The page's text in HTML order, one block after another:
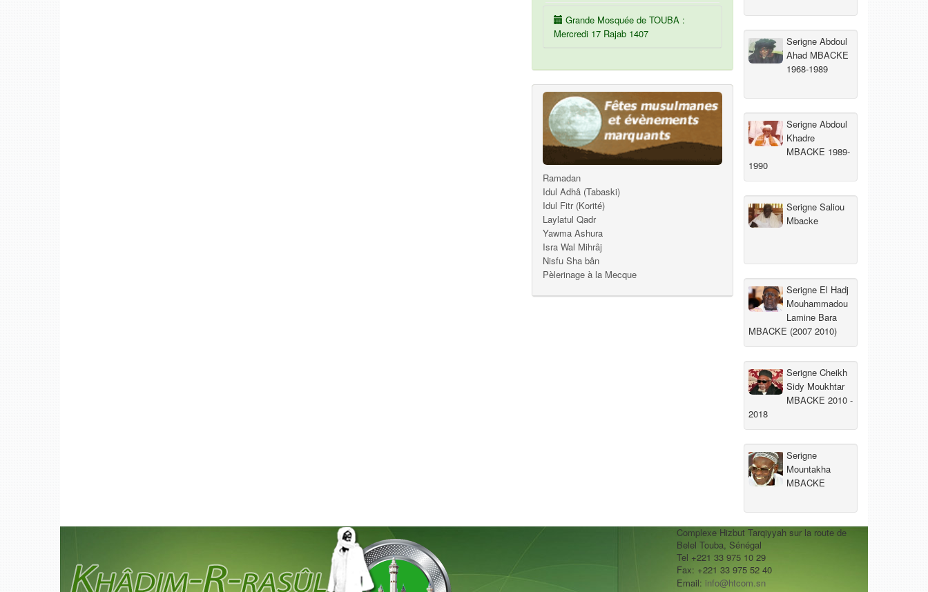
Grande Mosquée de TOUBA :
Mercredi 17 Rajab 1407
Ramadan
Idul Adhâ (Tabaski)
Idul Fitr (Korité)
Laylatul Qadr
Yawma Ashura
Isra Wal Mihrâj
Nisfu Sha bân
Pèlerinage à la Mecque
Serigne Abdoul
Ahad MBACKE
1968-1989
Serigne Abdoul
Khadre
MBACKE 1989-
1990
Serigne Saliou
Mbacke
Serigne El Hadj
Mouhammadou
Lamine Bara
MBACKE (2007 2010)
Serigne Cheikh
Sidy Moukhtar
MBACKE 2010 -
2018
Serigne
Mountakha
MBACKE
Complexe Hizbut Tarqiyyah sur la route de
Belel Touba, Sénégal
Tel +221 33 975 10 29
Fax: +221 33 975 52 40
Email: info@htcom.sn